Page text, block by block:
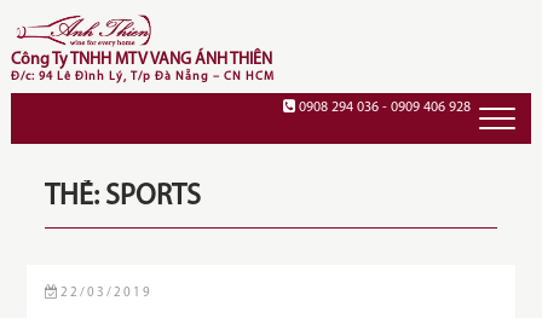
to
content
Công Ty TNHH MTV VANG ÁNH THIÊN
Đ/c: 94 Lê Đình Lý, T/p Đà Nẵng – CN HCM
0908 294 036 - 0909 406 928
THẺ: SPORTS
22/03/2019